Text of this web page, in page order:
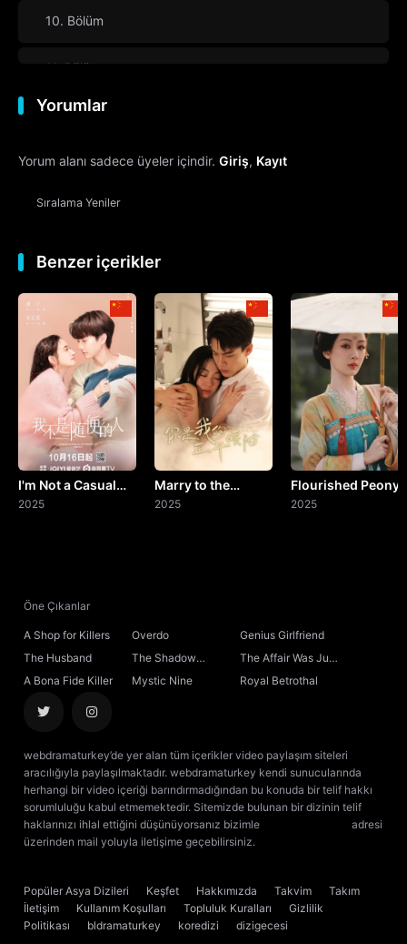
10. Bölüm
11. Bölüm
12. Bölüm
13. Bölüm
14. Bölüm
15. Bölüm
17. Bölüm
18. Bölüm
19. Bölüm
20. Bölüm
23. Bölüm
24. Bölüm
26. Bölüm Final
Yorumlar
Yorum alanı sadece üyeler içindir. Giriş, Kayıt
Sıralama Yeniler
Benzer içerikler
I'm Not a Casual
Person
2025
Marry to the
Enemy of My
2025
Flourished Peony
2025
Öne Çıkanlar
A Shop for Killers Overdo
Genius Girlfriend
The Husband
The Shadow
Sovereign
The Affair Was Just
the Beginning
A Bona Fide Killer Mystic Nine Royal Betrothal
webdramaturkey’de yer alan tüm içerikler video paylaşım siteleri
aracılığıyla paylaşılmaktadır. webdramaturkey kendi sunucularında
herhangi bir video içeriği barındırmadığından bu konuda bir telif hakkı
sorumluluğu kabul etmemektedir. Sitemizde bulunan bir dizinin telif
haklarınızı ihlal ettiğini düşünüyorsanız bizimle
adresi
üzerinden mail yoluyla iletişime geçebilirsiniz.
Popüler Asya Dizileri Keşfet Hakkımızda Takvim
Takım
İletişim
Kullanım Koşulları Topluluk Kuralları
Gizlilik
Politikası
bldramaturkey koredizi
dizigecesi